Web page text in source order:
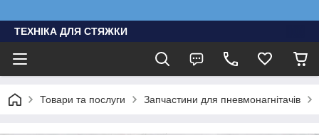
ТЕХНІКА ДЛЯ СТЯЖКИ
Товари та послуги Запчастини для пневмонагнітачів